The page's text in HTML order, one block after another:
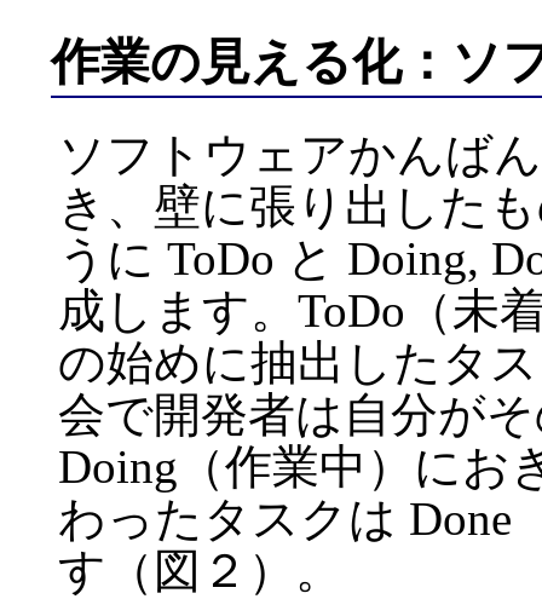
作業の見える化：ソ
ソフトウェアかんば
き、壁に張り出した
うに ToDo と Doing,
成します。ToDo（未
の始めに抽出したタ
会で開発者は自分が
Doing（作業中）にお
わったタスクは Done
す（図２）。